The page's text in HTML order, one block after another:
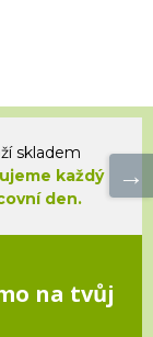
skladem
každý
den.
na tvůj